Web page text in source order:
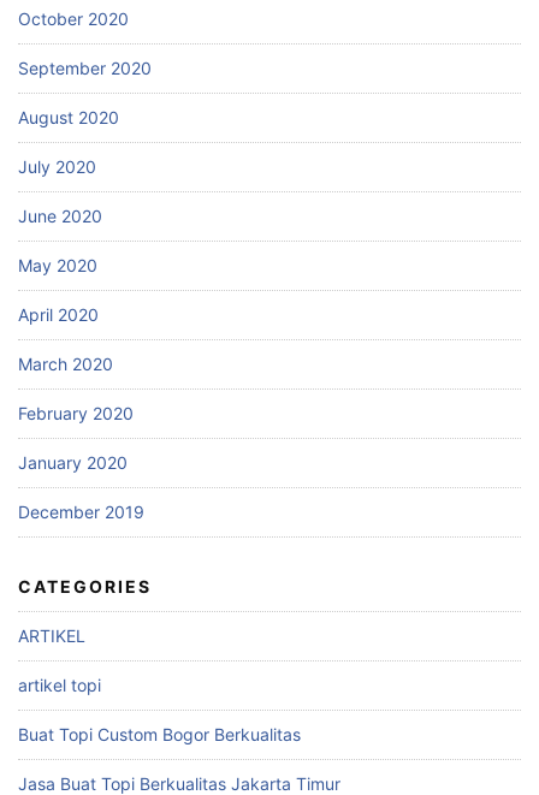
October 2020
September 2020
August 2020
July 2020
June 2020
May 2020
April 2020
March 2020
February 2020
January 2020
December 2019
CATEGORIES
ARTIKEL
artikel topi
Buat Topi Custom Bogor Berkualitas
Jasa Buat Topi Berkualitas Jakarta Timur